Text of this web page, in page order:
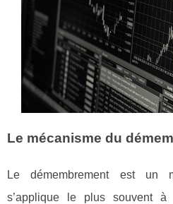
Le mécanisme du
Le démembrement est un
s’applique le plus souvent à